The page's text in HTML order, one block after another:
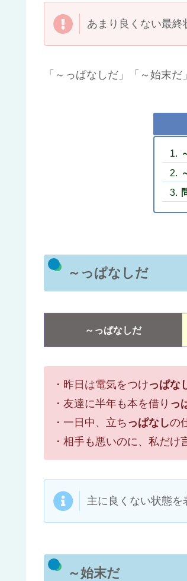
あまり良くない最終
「～っぱなしだ」「～始末だ
～っぱなしだ
～っぱなしだ
・昨日は電気をつけっぱな
・友達に半年も本を借り っ
・一日中、立ち っぱなしの
・相手も悪いのに、私だけ
主に良くない状態を
～始末だ